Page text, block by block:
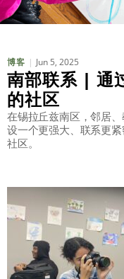
博客 Jun 5, 2025
南部联系 | 通
的社区
在锡拉丘兹南区，邻居
设一个更强大、联系更
社区。